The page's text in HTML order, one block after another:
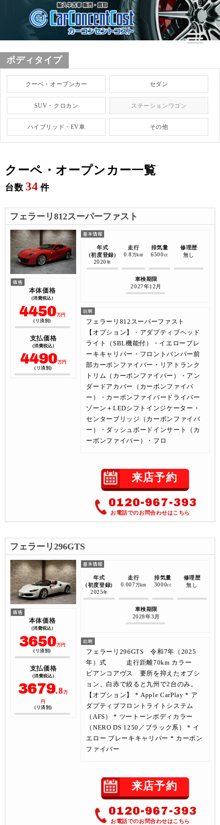
ボディタイプ
クーペ・オープンカー セダン
SUV・クロカン ステーションワゴン
ハイブリッド・EV車 その他
クーペ・オープンカー一覧
台数 34 件
フェラーリ812スーパーファスト
本体価格
(消費税込)
4450万円
(リ済別)
支払価格
(消費税込)
4490万円
(リ済別)
年式
(初度登録)
2020 年
走行
0.8 万km
排気量
6500 cc
修理歴
無し
車検期限
2027年12月
フェラーリ812スーパーファスト
【オプション】・アダプティブヘッド
ライト（SBL機能付）・イエローブレ
ーキキャリパー・フロントバンパー前
部カーボンファイバー・リアトランク
トリム（カーボンファイバー）・アン
ダードアカバー（カーボンファイバ
ー）・カーボンファイバードライバー
ゾーン＋LEDシフトインジケーター・
センターブリッジ（カーボンファイバ
ー）・ダッシュボードインサート（カ
ーボンファイバー）・フロ
来店予約
0120-967-393
お電話でのお問合わせはこちら
フェラーリ296GTS
本体価格
(消費税込)
3650万円
(リ済別)
支払価格
(消費税込)
3679.8万
円
(リ済別)
年式
(初度登録)
2025年
走行
0.007万km
排気量
3000cc
修理歴
無し
車検期限
2028年3月
フェラーリ296GTS 令和7年（2025
年）式 走行距離70km カラー
ビアンコアヴス 要所を抑えたオプシ
ョン、白赤で絞ると九州で2台のみ。
【オプション】 * Apple CarPlay * ア
ダプティブフロントライトシステム
（AFS） * ツートーンボディカラー
（NERO DS 1250／ブラック系） * イ
エロー ブレーキキャリパー * カーボン
ファイバー
来店予約
0120-967-393
お電話でのお問合わせはこちら